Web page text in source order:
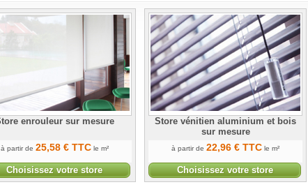
enrouleur sur mesure
à partir de 25,58 € TTC le m²
Choisissez votre store
Store vénitien aluminium et bois
sur mesure
à partir de 22,96 € TTC le m²
Choisissez votre store